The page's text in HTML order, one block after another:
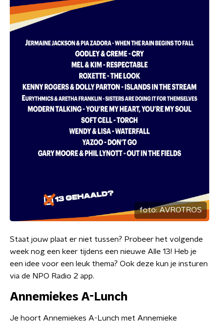
foto: AVROTROS
Staat jouw plaat er niet tussen? Probeer het volgende
week nog een keer tijdens een nieuwe Alle 13! Heb je
een idee voor een leuk thema? Ook deze kun je insturen
via de NPO Radio 2 app.
Annemiekes A-Lunch
Je hoort Annemiekes A-Lunch met Annemieke